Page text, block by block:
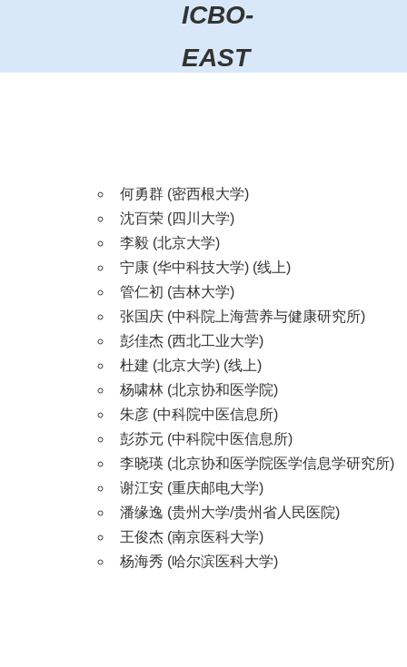
ICBO-
EAST
何勇群 (密西根大学)
沈百荣 (四川大学)
李毅 (北京大学)
宁康 (华中科技大学) (线上)
管仁初 (吉林大学)
张国庆 (中科院上海营养与健康研究所)
彭佳杰 (西北工业大学)
杜建 (北京大学) (线上)
杨啸林 (北京协和医学院)
朱彦 (中科院中医信息所)
彭苏元 (中科院中医信息所)
李晓瑛 (北京协和医学院医学信息学研究所)
谢江安 (重庆邮电大学)
潘缘逸 (贵州大学/贵州省人民医院)
王俊杰 (南京医科大学)
杨海秀 (哈尔滨医科大学)